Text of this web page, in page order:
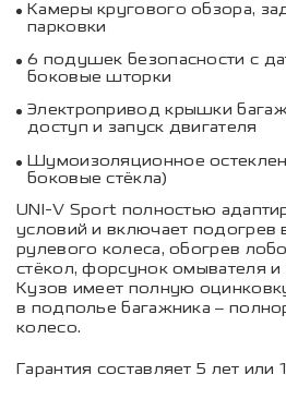
Камеры кругового обзора,
парковки
6 подушек безопасности с
боковые шторки
Электропривод крышки
доступ и запуск двигателя
Шумоизоляционное
боковые стёкла)
UNI-V Sport полностью
условий и включает подогрев
рулевого колеса, обогрев
стёкол, форсунок омывателя и
Кузов имеет полную
в подполье багажника –
колесо.
Гарантия составляет 5 лет или